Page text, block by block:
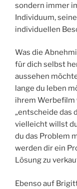
sondern immer
Individuum,
individuellen
Was die
für dich selbst
aussehen
lange du leben
ihrem Werbefilm
„entscheide das
vielleicht willst
du das Problem
werden dir ein
Lösung zu
Ebenso auf